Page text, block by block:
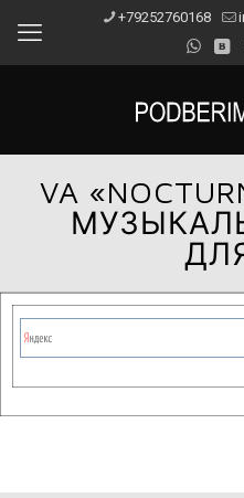
+79252760168
VA